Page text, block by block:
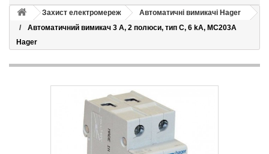
Захист електромереж
Автоматичні вимикачі Hager
Автоматичний вимикач 3 А, 2 полюси, тип C, 6 kA, MC203A
Hager